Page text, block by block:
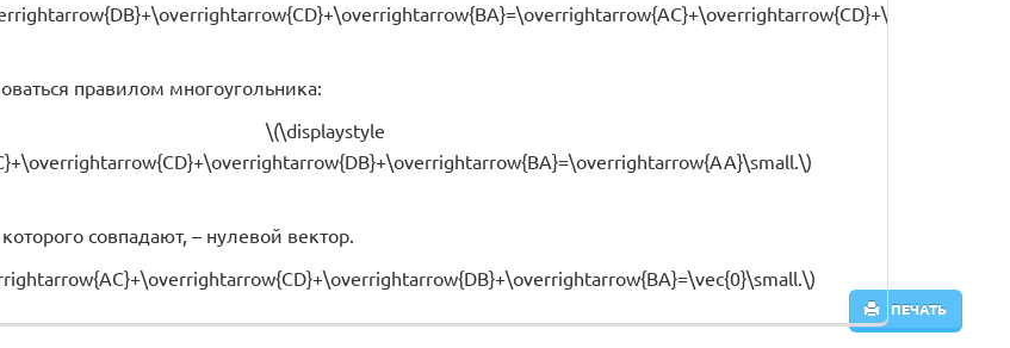
ПЕЧАТЬ
правилом многоугольника:
\(\displaystyle
совпадают, – нулевой вектор.